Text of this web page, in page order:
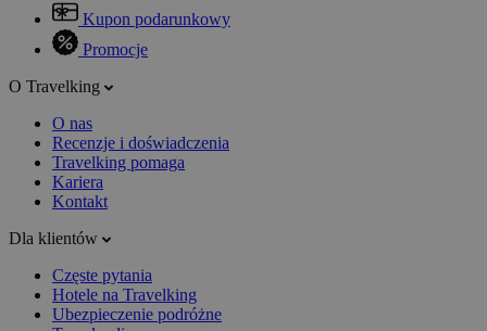
Kupon podarunkowy
Promocje
O Travelking
O nas
Recenzje i doświadczenia
Travelking pomaga
Kariera
Kontakt
Dla klientów
Częste pytania
Hotele na Travelking
Ubezpieczenie podróżne